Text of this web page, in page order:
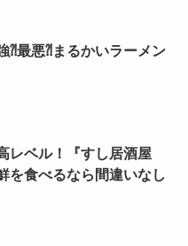
⁈最悪⁈まるかいラーメン
レベル！『すし居酒屋
を食べるなら間違いなし